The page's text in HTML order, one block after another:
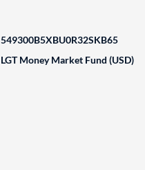
549300B5XBU0R32SKB65
LGT Money Market Fund (USD)